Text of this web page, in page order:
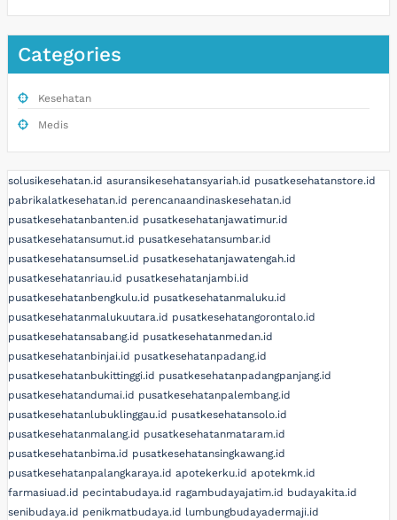
Categories
Kesehatan
Medis
solusikesehatan.id asuransikesehatansyariah.id pusatkesehatanstore.id
pabrikalatkesehatan.id perencanaandinaskesehatan.id
pusatkesehatanbanten.id pusatkesehatanjawatimur.id
pusatkesehatansumut.id pusatkesehatansumbar.id
pusatkesehatansumsel.id pusatkesehatanjawatengah.id
pusatkesehatanriau.id pusatkesehatanjambi.id
pusatkesehatanbengkulu.id pusatkesehatanmaluku.id
pusatkesehatanmalukuutara.id pusatkesehatangorontalo.id
pusatkesehatansabang.id pusatkesehatanmedan.id
pusatkesehatanbinjai.id pusatkesehatanpadang.id
pusatkesehatanbukittinggi.id pusatkesehatanpadangpanjang.id
pusatkesehatandumai.id pusatkesehatanpalembang.id
pusatkesehatanlubuklinggau.id pusatkesehatansolo.id
pusatkesehatanmalang.id pusatkesehatanmataram.id
pusatkesehatanbima.id pusatkesehatansingkawang.id
pusatkesehatanpalangkaraya.id apotekerku.id apotekmk.id
farmasiuad.id pecintabudaya.id ragambudayajatim.id budayakita.id
senibudaya.id penikmatbudaya.id lumbungbudayadermaji.id